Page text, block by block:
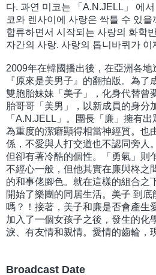
다. 과연 미코는 「A.N.JELL」 에
코와 렌사이에 사랑은 싹틀 수 있
합류하면서 시작되는 사랑의 화학
자간의 사랑. 사랑의 톱니바퀴가 이
2009年在韓國播出後，在亞洲各地
『原來是美男子』的翻拍版。為了
雙胞胎妹妹「美子」，化身代替曾
胎哥哥「美男」，以新成員的身分
「A.N.JELL」。團長「廉」擁有
為重度的潔癖顯得相當神經質。也
係，不愛與人打交道也不認同旁人
但卻有著冷酷的個性。「勇氣」則
不經心一般，但他其實在廉與柊之
的和事佬腳色。就在這樣的組合之
開始了樂團的同居生活。美子 到底
嗎？！接著，美子和廉是否會產生
加入了一個女孩子之後，發生的
淚、有友情和親情。愛情的齒輪，
Broadcast Date